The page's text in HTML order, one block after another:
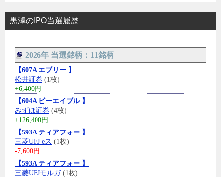
黒澤のIPO当選履歴
2026年 当選銘柄：11銘柄
【607A エブリー 】
松井証券 (1枚)
+6,400円
【604A ビーエイブル 】
みずほ証券 (4枚)
+126,400円
【593A ティアフォー 】
三菱UFJ eス (1枚)
-7,600円
【593A ティアフォー 】
三菱UFJモルガ(1枚)